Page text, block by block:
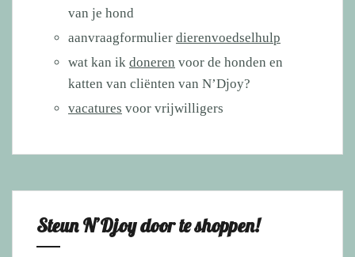
van je hond
aanvraagformulier dierenvoedselhulp
wat kan ik doneren voor de honden en
katten van cliënten van N’Djoy?
vacatures voor vrijwilligers
Steun N’Djoy door te shoppen!